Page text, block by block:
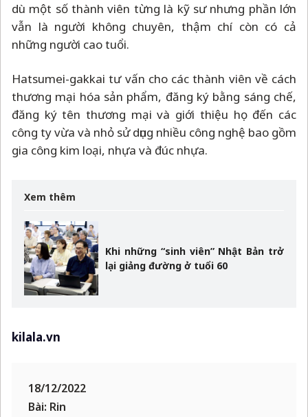
dù một số thành viên từng là kỹ sư nhưng phần lớn
vẫn là người không chuyên, thậm chí còn có cả
những người cao tuổi.
Hatsumei-gakkai tư vấn cho các thành viên về cách
thương mại hóa sản phẩm, đăng ký bằng sáng chế,
đăng ký tên thương mại và giới thiệu họ đến các
công ty vừa và nhỏ sử dụng nhiều công nghệ bao gồm
gia công kim loại, nhựa và đúc nhựa.
Xem thêm
Khi những “sinh viên” Nhật Bản trở
lại giảng đường ở tuổi 60
kilala.vn
18/12/2022
Bài: Rin